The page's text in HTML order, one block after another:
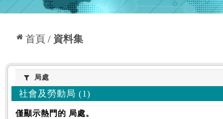
首頁 資料集
:::
局處局處
社會及勞動局 (1)
僅顯示熱門的 局處。